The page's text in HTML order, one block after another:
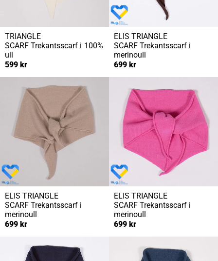
TRIANGLE
SCARF Trekantsscarf i 100%
ull
599 kr
ELIS TRIANGLE
SCARF Trekantsscarf i
merinoull
699 kr
ELIS TRIANGLE
SCARF Trekantsscarf i
merinoull
699 kr
ELIS TRIANGLE
SCARF Trekantsscarf i
merinoull
699 kr